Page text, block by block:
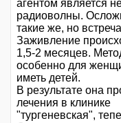
агентом является
радиоволны.
такие же, но
Заживление
1,5-2 месяцев.
особенно для
иметь детей.
В результате она
лечения в клинике
"тургеневская",